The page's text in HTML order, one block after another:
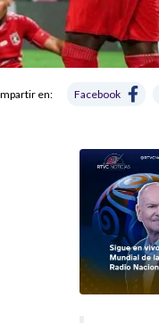
en: Facebook